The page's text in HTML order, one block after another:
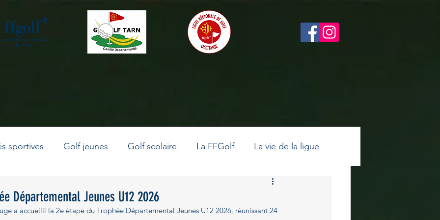
sportives Golf jeunes Golf scolaire La FFGolf La vie de la ligue
Golf féminin
Départemental Jeunes U12 2026
a accueilli la 2e étape du Trophée Départemental Jeunes U12 2026, réunissant 24